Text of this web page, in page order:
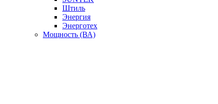
Штиль
Энергия
Энерготех
Мощность (ВА)